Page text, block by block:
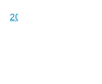
2018